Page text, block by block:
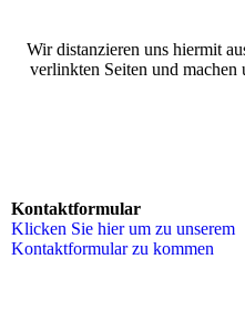
Wir distanzieren uns hiermit
verlinkten Seiten und machen
Kontaktformular
Klicken Sie hier um zu unserem
Kon­takt­for­mu­lar zu kommen